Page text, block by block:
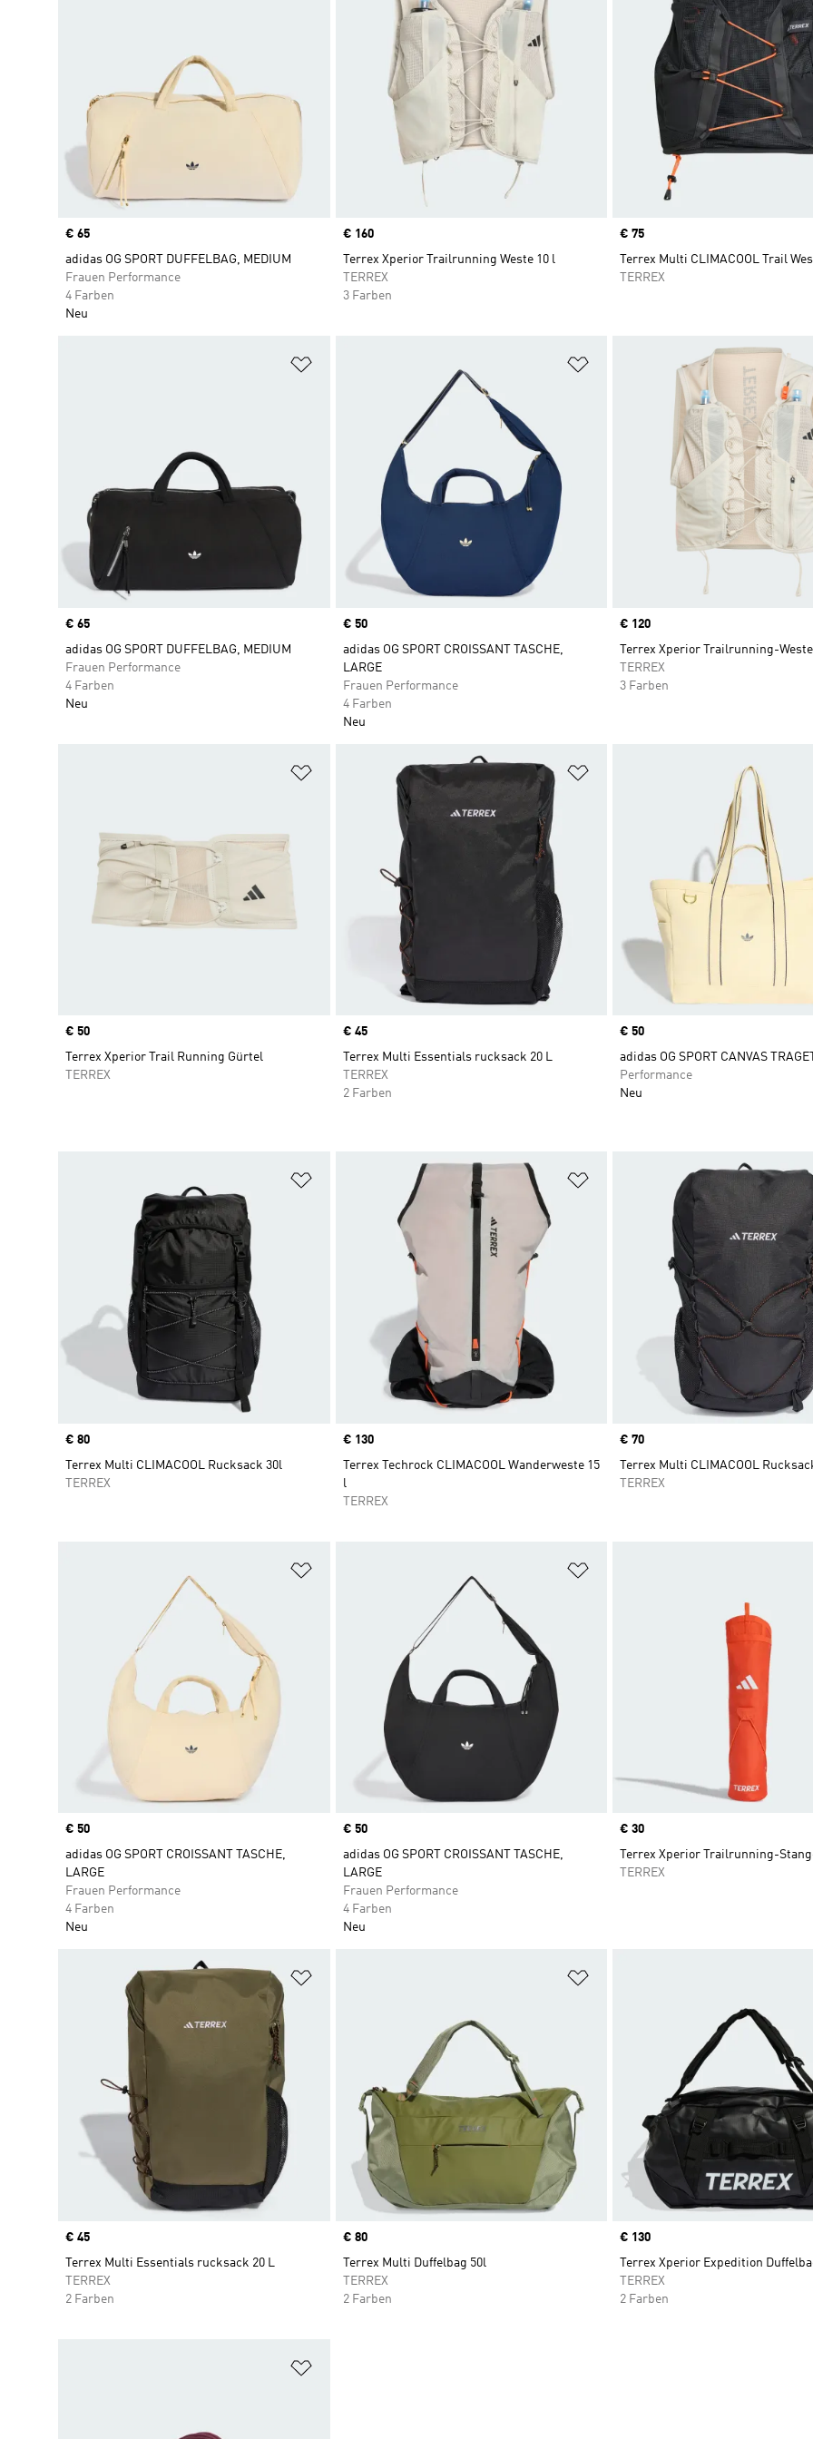
Price
€ 65
adidas OG SPORT DUFFELBAG, MEDIUM
Frauen Performance
4 Farben
Neu
Price
€ 160
Terrex Xperior Trailrunning Weste 10 l
TERREX
3 Farben
Price
€ 75
Terrex Multi CLIMACOOL Trail
TERREX
Price
€ 65
adidas OG SPORT DUFFELBAG, MEDIUM
Frauen Performance
4 Farben
Neu
Zur Wunschliste hinzufügen
Price
€ 50
adidas OG SPORT CROISSANT TASCHE,
LARGE
Frauen Performance
4 Farben
Neu
Price
€ 120
Terrex Xperior Trailrunning-Weste
TERREX
3 Farben
Zur Wunschliste hinzufügen
Price
€ 50
Terrex Xperior Trail Running Gürtel
TERREX
Zur Wunschliste hinzufügen
Price
€ 45
Terrex Multi Essentials rucksack 20 L
TERREX
2 Farben
Price
€ 50
adidas OG SPORT CANVAS
Performance
Neu
Zur Wunschliste hinzufügen
Price
€ 80
Terrex Multi CLIMACOOL Rucksack 30l
TERREX
Zur Wunschliste hinzufügen
Price
€ 130
Terrex Techrock CLIMACOOL Wanderweste 15
l
TERREX
Price
€ 70
Terrex Multi CLIMACOOL Rucksack
TERREX
Price
€ 50
adidas OG SPORT CROISSANT TASCHE,
LARGE
Frauen Performance
4 Farben
Neu
Price
€ 50
adidas OG SPORT CROISSANT TASCHE,
LARGE
Frauen Performance
4 Farben
Neu
Price
€ 30
Terrex Xperior Trailrunning-
TERREX
Price
€ 45
Terrex Multi Essentials rucksack 20 L
TERREX
2 Farben
Price
€ 80
Terrex Multi Duffelbag 50l
TERREX
2 Farben
Price
€ 130
Terrex Xperior Expedition
TERREX
2 Farben